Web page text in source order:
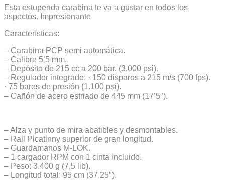
Esta estupenda carabina te va a gustar en todos los
aspectos. Impresionante
Características:
– Carabina PCP semi automática.
– Calibre 5’5 mm.
– Depósito de 215 cc a 200 bar. (3.000 psi).
– Regulador integrado: · 150 disparos a 215 m/s (700 fps).
· 75 bares de presión (1.100 psi).
– Cañón de acero estriado de 445 mm (17’5″).
– Alza y punto de mira abatibles y desmontables.
– Rail Picatinny superior de gran longitud.
– Guardamanos M-LOK.
– 1 cargador RPM con 1 cinta incluido.
– Peso: 3.400 g (7,5 lib).
– Longitud total: 95 cm (37,25″).